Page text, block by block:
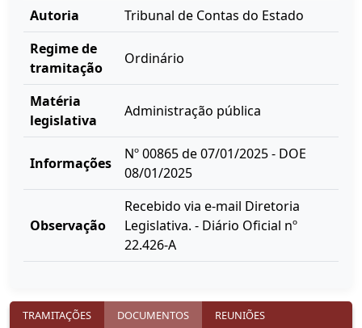
Autoria
Tribunal de Contas do Estado
Regime de
tramitação
Ordinário
Matéria
legislativa
Administração pública
Informações
Nº 00865 de 07/01/2025 - DOE
08/01/2025
Observação
Recebido via e-mail Diretoria
Legislativa. - Diário Oficial nº
22.426-A
TRAMITAÇÕES DOCUMENTOS
REUNIÕES